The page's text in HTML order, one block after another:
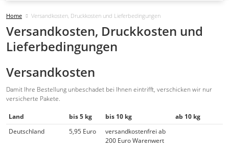
Home Versandkosten, Druckkosten und Lieferbedingungen
Versandkosten, Druckkosten und
Lieferbedingungen
Versandkosten
Damit Ihre Bestellung unbeschadet bei Ihnen eintrifft, verschicken wir nur
versicherte Pakete.
Land bis 5 kg bis 10 kg
ab 10 kg
Deutschland
5,95 Euro
versandkostenfrei ab
200 Euro Warenwert